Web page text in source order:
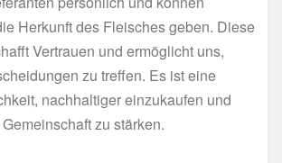
Herkunft des Fleisches geben. Diese
Vertrauen und ermöglicht uns,
zu treffen. Es ist eine
nachhaltiger einzukaufen und
zu stärken.